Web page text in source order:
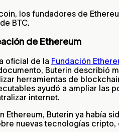
los fundadores de
BTC.
de Ethereum
oficial de la Fundación
Buterin describió
herramientas de
ayudó a ampliar las
internet.
Ethereum, Buterin ya había
nuevas tecnologías cripto,